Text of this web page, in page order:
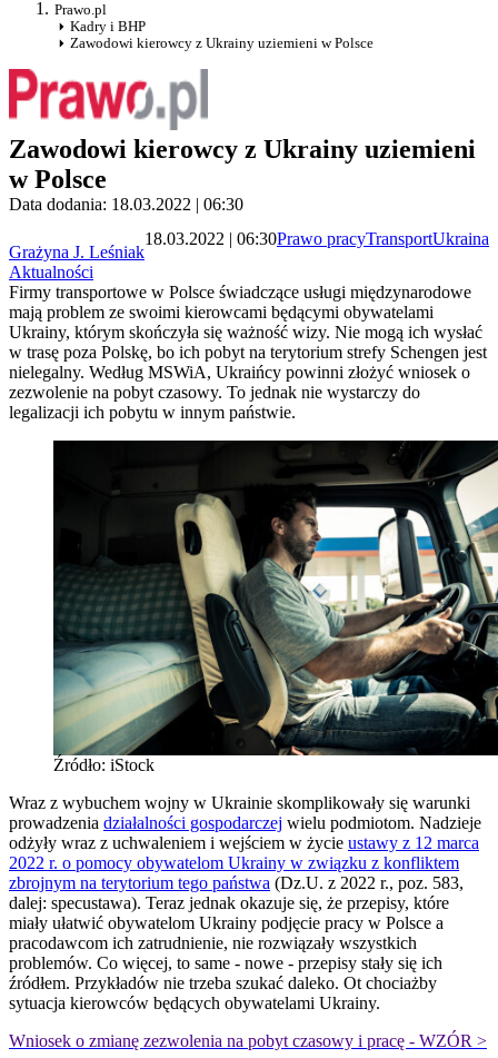
Prawo.pl
Kadry i BHP
Zawodowi kierowcy z Ukrainy uziemieni w Polsce
Zawodowi kierowcy z Ukrainy uziemieni
w Polsce
Data dodania: 18.03.2022 | 06:30
Grażyna J. Leśniak
18.03.2022 | 06:30Prawo pracyTransportUkraina
Aktualności
Firmy transportowe w Polsce świadczące usługi międzynarodowe
mają problem ze swoimi kierowcami będącymi obywatelami
Ukrainy, którym skończyła się ważność wizy. Nie mogą ich wysłać
w trasę poza Polskę, bo ich pobyt na terytorium strefy Schengen jest
nielegalny. Według MSWiA, Ukraińcy powinni złożyć wniosek o
zezwolenie na pobyt czasowy. To jednak nie wystarczy do
legalizacji ich pobytu w innym państwie.
Źródło: iStock
Wraz z wybuchem wojny w Ukrainie skomplikowały się warunki
prowadzenia działalności gospodarczej wielu podmiotom. Nadzieje
odżyły wraz z uchwaleniem i wejściem w życie ustawy z 12 marca
2022 r. o pomocy obywatelom Ukrainy w związku z konfliktem
zbrojnym na terytorium tego państwa (Dz.U. z 2022 r., poz. 583,
dalej: specustawa). Teraz jednak okazuje się, że przepisy, które
miały ułatwić obywatelom Ukrainy podjęcie pracy w Polsce a
pracodawcom ich zatrudnienie, nie rozwiązały wszystkich
problemów. Co więcej, to same - nowe - przepisy stały się ich
źródłem. Przykładów nie trzeba szukać daleko. Ot chociażby
sytuacja kierowców będących obywatelami Ukrainy.
Wniosek o zmianę zezwolenia na pobyt czasowy i pracę - WZÓR >